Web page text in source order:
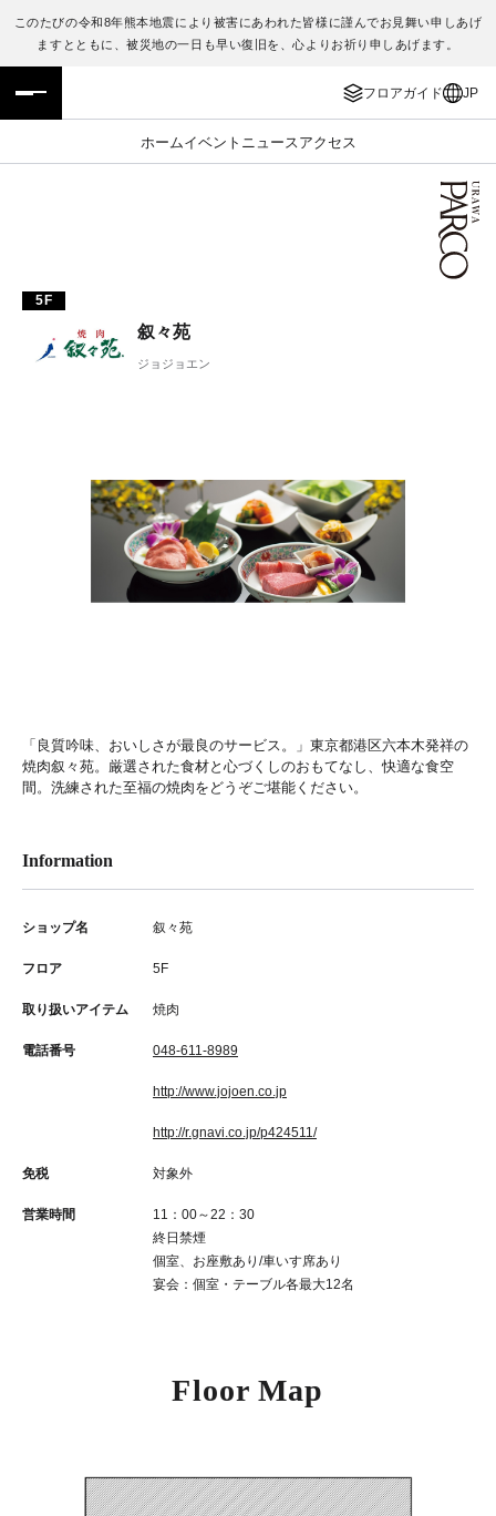
このたびの令和8年熊本地震により被害にあわれた皆様に謹んでお見舞い申しあげ
ますとともに、被災地の一日も早い復旧を、心よりお祈り申しあげます。
フロアガイド JP
ホームイベント ニュース アクセス
フロアガイド
施設案内・アクセス
TAX FREE
ENGLISH
繁体字
日本語
5F
叙々苑
ジョジョエン
「良質吟味、おいしさが最良のサービス。」東京都港区六本木発祥の
焼肉叙々苑。厳選された食材と心づくしのおもてなし、快適な食空
間。洗練された至福の焼肉をどうぞご堪能ください。
Information
ショップ名 叙々苑
フロア 5F
取り扱いアイテム 焼肉
電話番号 048-611-8989
http://www.jojoen.co.jp
http://r.gnavi.co.jp/p424511/
免税 対象外
営業時間
11：00～22：30
終日禁煙
個室、お座敷あり/車いす席あり
宴会：個室・テーブル各最大12名
Floor Map